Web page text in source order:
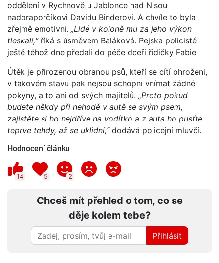
oddělení v Rychnově u Jablonce nad Nisou
nadpraporčíkovi Davidu Binderovi. A chvíle to byla
zřejmě emotivní. „Lidé v koloně mu za jeho výkon
tleskali,“říká s úsměvem Baláková. Pejska policisté
ještě téhož dne předali do péče dceři řidičky Fabie.
Útěk je přirozenou obranou psů, kteří se cítí ohroženi,
v takovém stavu pak nejsou schopni vnímat žádné
pokyny, a to ani od svých majitelů. „Proto pokud
budete někdy při nehodě v autě se svým psem,
zajistěte si ho nejdříve na vodítko a z auta ho pusťte
teprve tehdy, až se uklidní,“dodává policejní mluvčí.
Hodnocení článku
14 5 2
Chceš mít přehled o tom, co se
děje kolem tebe?
Přihlásit